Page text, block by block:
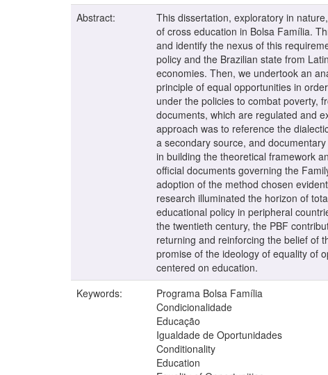
Abstract:
This dissertation, exploratory in
of cross education in Bolsa Família.
and identify the nexus of this
policy and the Brazilian state from
economies. Then, we undertook an
principle of equal opportunities in
under the policies to combat poverty,
documents, which are regulated and
approach was to reference the
a secondary source, and
in building the theoretical framework
official documents governing the
adoption of the method chosen
research illuminated the horizon of
educational policy in peripheral
the twentieth century, the PBF
returning and reinforcing the belief of
promise of the ideology of equality of
centered on education.
Keywords:
Programa Bolsa Família
Condicionalidade
Educação
Igualdade de Oportunidades
Conditionality
Education